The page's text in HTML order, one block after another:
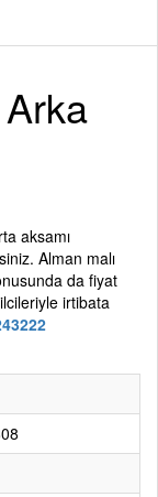
aksamı
Alman malı
da fiyat
irtibata